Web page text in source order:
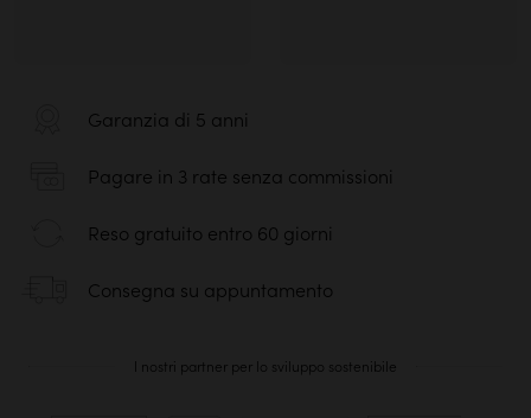
Garanzia di 5 anni
Pagare in 3 rate senza commissioni
Reso gratuito entro 60 giorni
Consegna su appuntamento
I nostri partner per lo sviluppo sostenibile